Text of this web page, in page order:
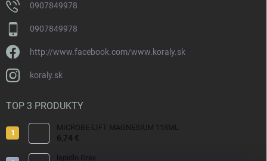
0907849978
0907849978
http://www.facebook.com/www.koraly.sk
koraly.sk
TOP 3 PRODUKTY
MICROBE-LIFT MAGNESIUM 118ML
6,74 €
lepidlo Grey